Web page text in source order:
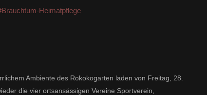
Heimatpflege
Ambiente des Rokokogarten laden von Freitag, 28.
die vier ortsansässigen Vereine Sportverein,